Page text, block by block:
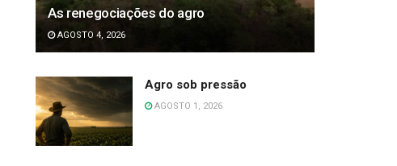
As renegociações do agro
AGOSTO 4, 2026
Agro sob pressão
AGOSTO 1, 2026